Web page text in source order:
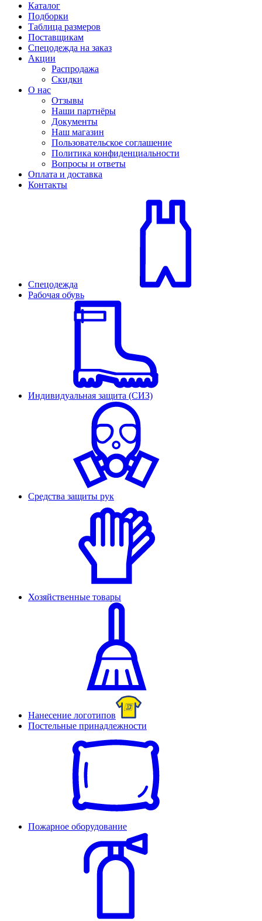
Каталог
Подборки
Таблица размеров
Поставщикам
Спецодежда на заказ
Акции
Распродажа
Скидки
О нас
Отзывы
Наши партнёры
Документы
Наш магазин
Пользовательское соглашение
Политика конфиденциальности
Вопросы и ответы
Оплата и доставка
Контакты
Спецодежда
Рабочая обувь
Индивидуальная защита (СИЗ)
Средства защиты рук
Хозяйственные товары
Нанесение логотипов
Постельные принадлежности
Пожарное оборудование